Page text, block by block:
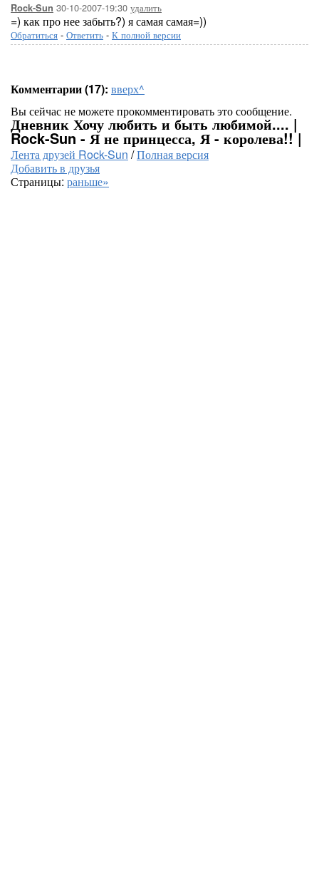
Rock-Sun 30-10-2007-19:30 удалить
=) как про нее забыть?) я самая самая=))
Обратиться - Ответить - К полной версии
Комментарии (17): вверх^
Вы сейчас не можете прокомментировать это сообщение.
Дневник Хочу любить и быть любимой.... |
Rock-Sun - Я не принцесса, Я - королева!! |
Лента друзей Rock-Sun /Полная версия
Добавить в друзья
Страницы: раньше»